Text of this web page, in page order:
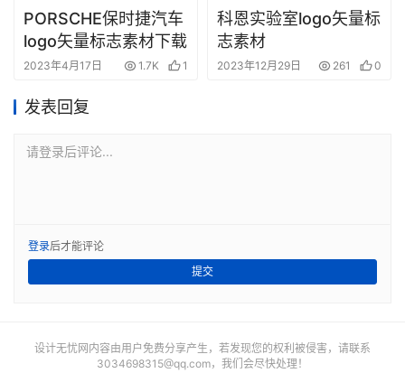
PORSCHE保时捷汽车
logo矢量标志素材下载
2023年4月17日 1.7K 1
科恩实验室logo矢量标
志素材
2023年12月29日 261 0
发表回复
请登录后评论...
登录后才能评论
提交
设计无忧网内容由用户免费分享产生，若发现您的权利被侵害，请联系
3034698315@qq.com，我们会尽快处理！